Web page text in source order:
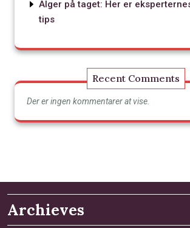
Alger på taget: Her er
tips
Recent Comments
Der er ingen kommentarer at vise.
Archieves